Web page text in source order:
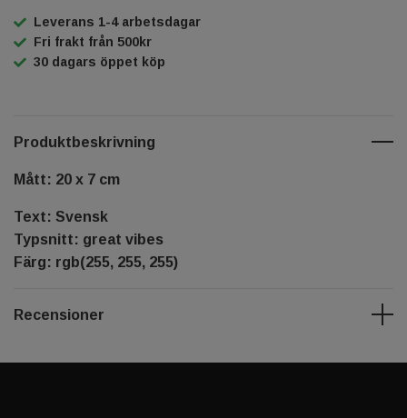
Leverans 1-4 arbetsdagar
Fri frakt från 500kr
30 dagars öppet köp
Produktbeskrivning
Mått: 20 x 7 cm
Text: Svensk
Typsnitt: great vibes
Färg: rgb(255, 255, 255)
Recensioner